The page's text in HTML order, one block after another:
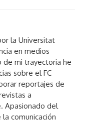
la Universitat
en medios
de mi trayectoria he
sobre el FC
reportajes de
a
Apasionado del
comunicación